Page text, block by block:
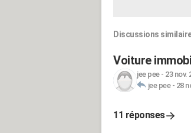
Discussions
Voiture
jee pee- 23 nov.
jee pee- 28
11 réponses